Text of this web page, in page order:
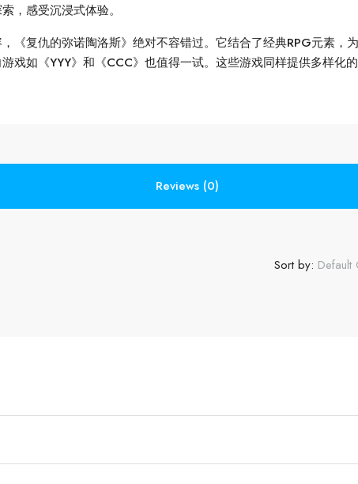
，感受沉浸式体验。
《复仇的弥诺陶洛斯》绝对不容错过。它结合了经典RPG元素，
戏如《YYY》和《CCC》也值得一试。这些游戏同样提供多样化
Reviews (0)
Sort by: Default